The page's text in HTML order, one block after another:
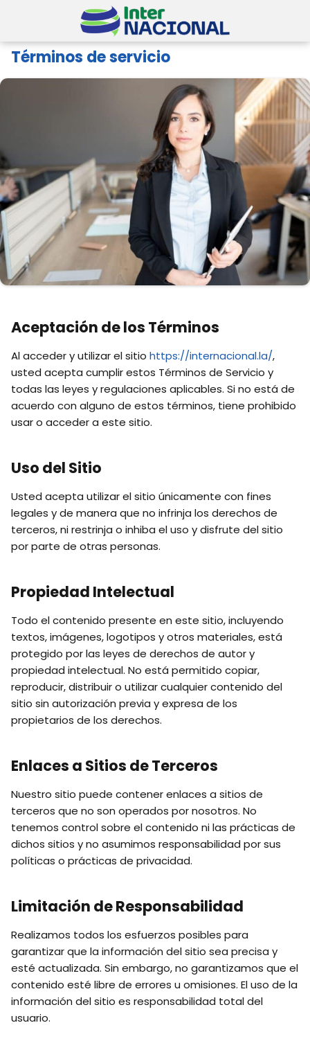
Términos de servicio
Aceptación de los Términos
Al acceder y utilizar el sitio https://internacional.la/,
usted acepta cumplir estos Términos de Servicio y
todas las leyes y regulaciones aplicables. Si no está de
acuerdo con alguno de estos términos, tiene prohibido
usar o acceder a este sitio.
Uso del Sitio
Usted acepta utilizar el sitio únicamente con fines
legales y de manera que no infrinja los derechos de
terceros, ni restrinja o inhiba el uso y disfrute del sitio
por parte de otras personas.
Propiedad Intelectual
Todo el contenido presente en este sitio, incluyendo
textos, imágenes, logotipos y otros materiales, está
protegido por las leyes de derechos de autor y
propiedad intelectual. No está permitido copiar,
reproducir, distribuir o utilizar cualquier contenido del
sitio sin autorización previa y expresa de los
propietarios de los derechos.
Enlaces a Sitios de Terceros
Nuestro sitio puede contener enlaces a sitios de
terceros que no son operados por nosotros. No
tenemos control sobre el contenido ni las prácticas de
dichos sitios y no asumimos responsabilidad por sus
políticas o prácticas de privacidad.
Limitación de Responsabilidad
Realizamos todos los esfuerzos posibles para
garantizar que la información del sitio sea precisa y
esté actualizada. Sin embargo, no garantizamos que el
contenido esté libre de errores u omisiones. El uso de la
información del sitio es responsabilidad total del
usuario.